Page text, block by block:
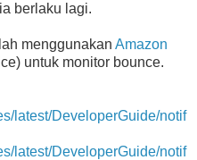
berlaku lagi.
menggunakan Amazon
untuk monitor bounce.
latest/DeveloperGuide/notif
latest/DeveloperGuide/notif